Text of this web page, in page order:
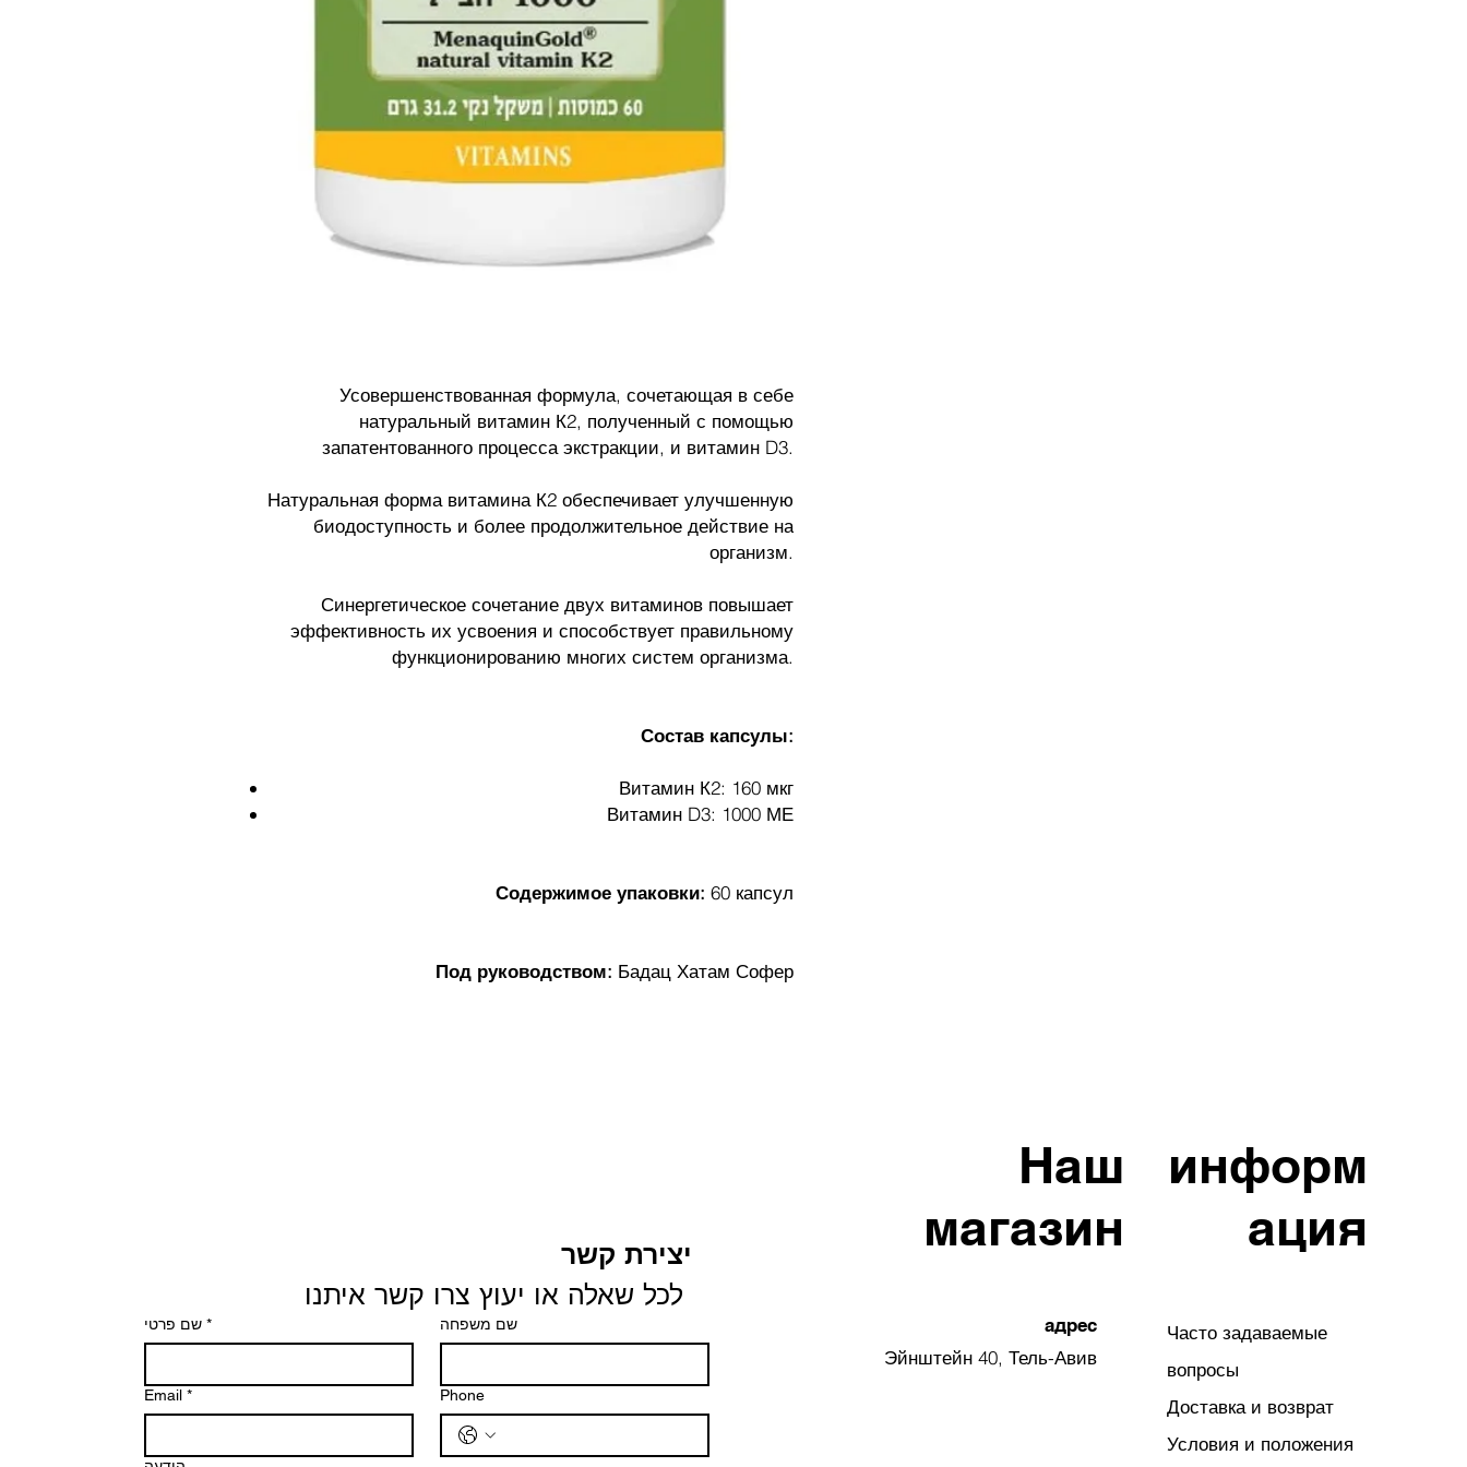
Усовершенствованная формула, сочетающая в себе
натуральный витамин К2, полученный с помощью
запатентованного процесса экстракции, и витамин D3.
Натуральная форма витамина К2 обеспечивает улучшенную
биодоступность и более продолжительное действие на
организм.
Синергетическое сочетание двух витаминов повышает
эффективность их усвоения и способствует правильному
функционированию многих систем организма.
Состав капсулы:
Витамин К2: 160 мкг
Витамин D3: 1000 МЕ
Содержимое упаковки: 60 капсул
Под руководством: Бадац Хатам Софер
יצירת קשר
לכל שאלה או יעוץ צרו קשר איתנו
שם פרטי * שם משפחה
Email * Phone
информ
ация
Наш
магазин
Часто задаваемые
вопросы
Доставка и возврат
Условия и положения
адрес
Эйнштейн 40, Тель-Авив